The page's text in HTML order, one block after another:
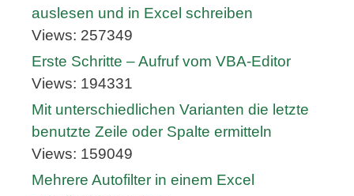
auslesen und in Excel schreiben
Views: 257349
Erste Schritte – Aufruf vom VBA-Editor
Views: 194331
Mit unterschiedlichen Varianten die letzte
benutzte Zeile oder Spalte ermitteln
Views: 159049
Mehrere Autofilter in einem Excel